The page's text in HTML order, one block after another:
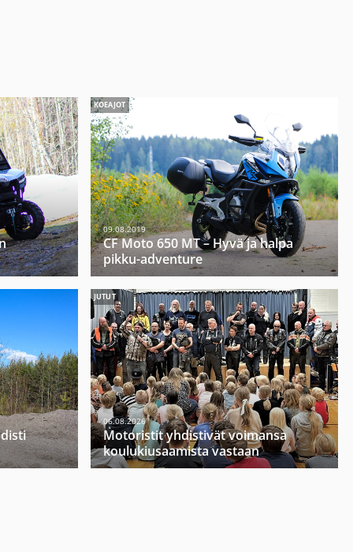
KOEAJOT
09.08.2019
CF Moto 650 MT – Hyvä ja halpa
pikku-adventure
JUTUT
06.08.2026
Motoristit yhdistivät voimansa
koulukiusaamista vastaan